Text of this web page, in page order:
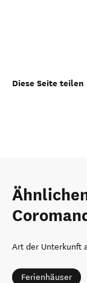
Diese Seite teilen
Art der Unterkunft
Ferienhäuser